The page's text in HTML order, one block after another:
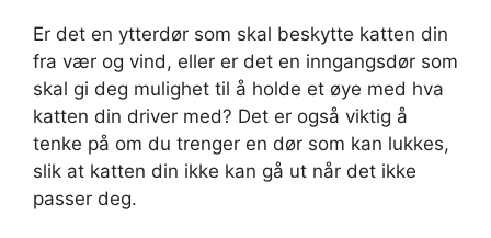
Er det en ytterdør som skal beskytte katten din
fra vær og vind, eller er det en inngangsdør som
skal gi deg mulighet til å holde et øye med hva
katten din driver med? Det er også viktig å
tenke på om du trenger en dør som kan lukkes,
slik at katten din ikke kan gå ut når det ikke
passer deg.